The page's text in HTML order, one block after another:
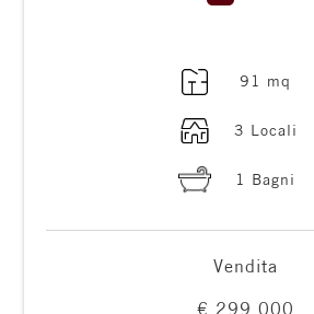
91 mq
3 Locali
1 Bagni
Vendita
€ 299.000